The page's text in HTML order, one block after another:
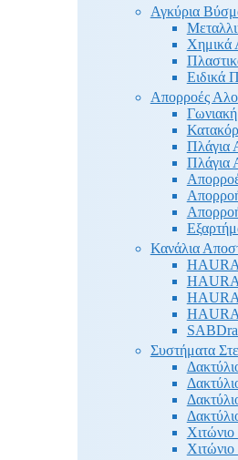
Αγκύρια
Χημικά
Ειδικά
Απορροές
Πλάγια
Πλάγια
Κανάλια
Συστήματα